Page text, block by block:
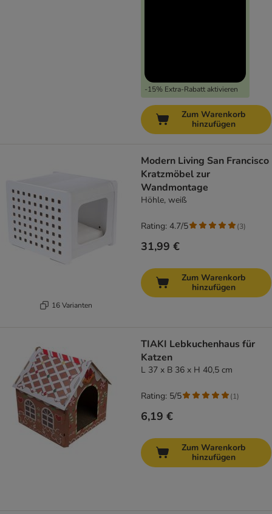
-15% Extra-Rabatt aktivieren
Zum Warenkorb
hinzufügen
16 Varianten
Modern Living San Francisco
Kratzmöbel zur
Wandmontage
Höhle, weiß
31,99 €
Rating: 4.7/5 (3)
Zum Warenkorb
hinzufügen
TIAKI Lebkuchenhaus für
Katzen
L 37 x B 36 x H 40,5 cm
6,19 €
Rating: 5/5 (1)
Zum Warenkorb
hinzufügen